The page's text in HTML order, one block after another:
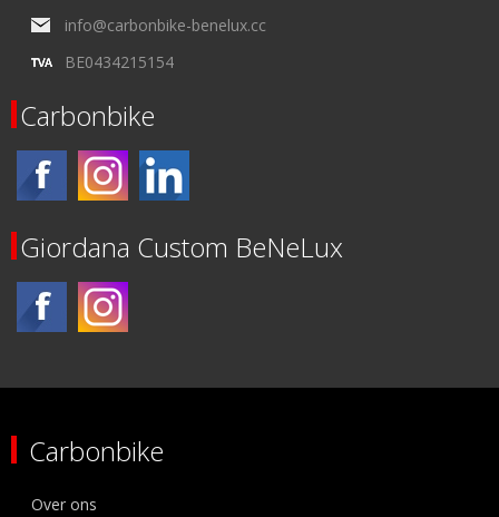
info@carbonbike-benelux.cc
BE0434215154
Carbonbike
Giordana Custom BeNeLux
Carbonbike
Over ons